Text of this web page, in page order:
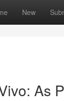
New
As